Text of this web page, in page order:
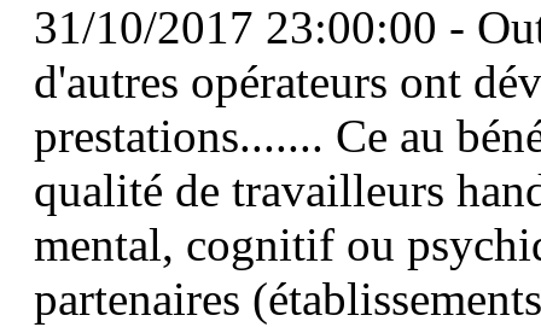
31/10/2017 23:00:00 -
d'autres opérateurs ont
prestations....... Ce au
qualité de travailleurs
mental, cognitif ou
partenaires